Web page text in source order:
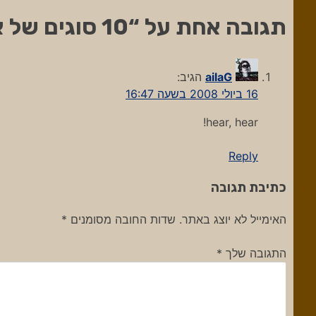
תגובה אחת על “10 סוגים של אנשים שצריך להשמיד
ailaG הגיב:
16 ביולי 2008 בשעה 16:47
hear, hear!
Reply
כתיבת תגובה
האימייל לא יוצג באתר. שדות החובה מסומנים *
התגובה שלך *